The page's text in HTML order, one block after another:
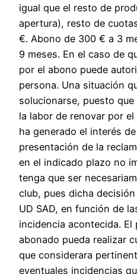
igual que el resto de
apertura), resto de
€. Abono de 300 € a 3
9 meses. En el caso de
por el abono puede
persona. Una situación
solucionarse, puesto
la labor de renovar por
ha generado el interés
presentación de la
en el indicado plazo no
tenga que ser
club, pues dicha
UD SAD, en función de
incidencia acontecida. El
abonado pueda realizar
que considerara
eventuales incidencias